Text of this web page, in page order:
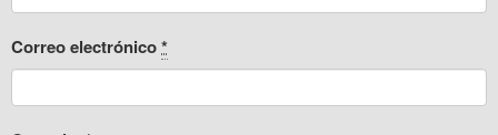
Correo electrónico*